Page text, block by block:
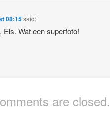
08:15said:
Wat een superfoto!
are closed.